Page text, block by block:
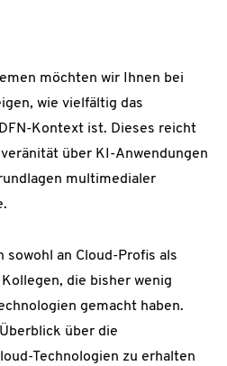
möchten wir Ihnen bei
wie vielfältig das
Kontext ist. Dieses reicht
über KI-Anwendungen
multimedialer
sowohl an Cloud-Profis als
die bisher wenig
gemacht haben.
über die
Technologien zu erhalten